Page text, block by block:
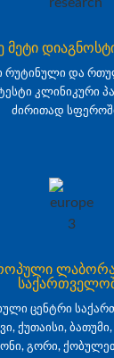
მეტი
რუტინული და
კლინიკური
ძირითად
ცენტრი
ქუთაისი,
გორი,